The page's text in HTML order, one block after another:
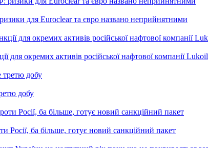
для Euroclear та євро названо неприйнятними
для окремих активів російської нафтової компанії Lukoil
добу
Росії, ба більше, готує новий санкційний пакет